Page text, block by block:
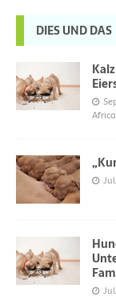
DIES UND DAS